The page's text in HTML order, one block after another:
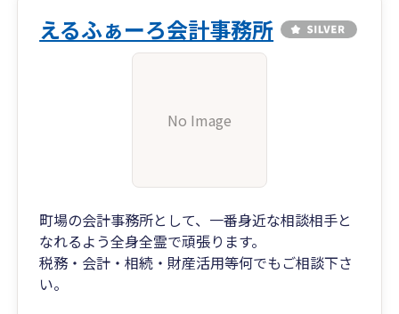
えるふぁーろ会計事務所
No Image
町場の会計事務所として、一番身近な相談相手と
なれるよう全身全霊で頑張ります。
税務・会計・相続・財産活用等何でもご相談下さ
い。